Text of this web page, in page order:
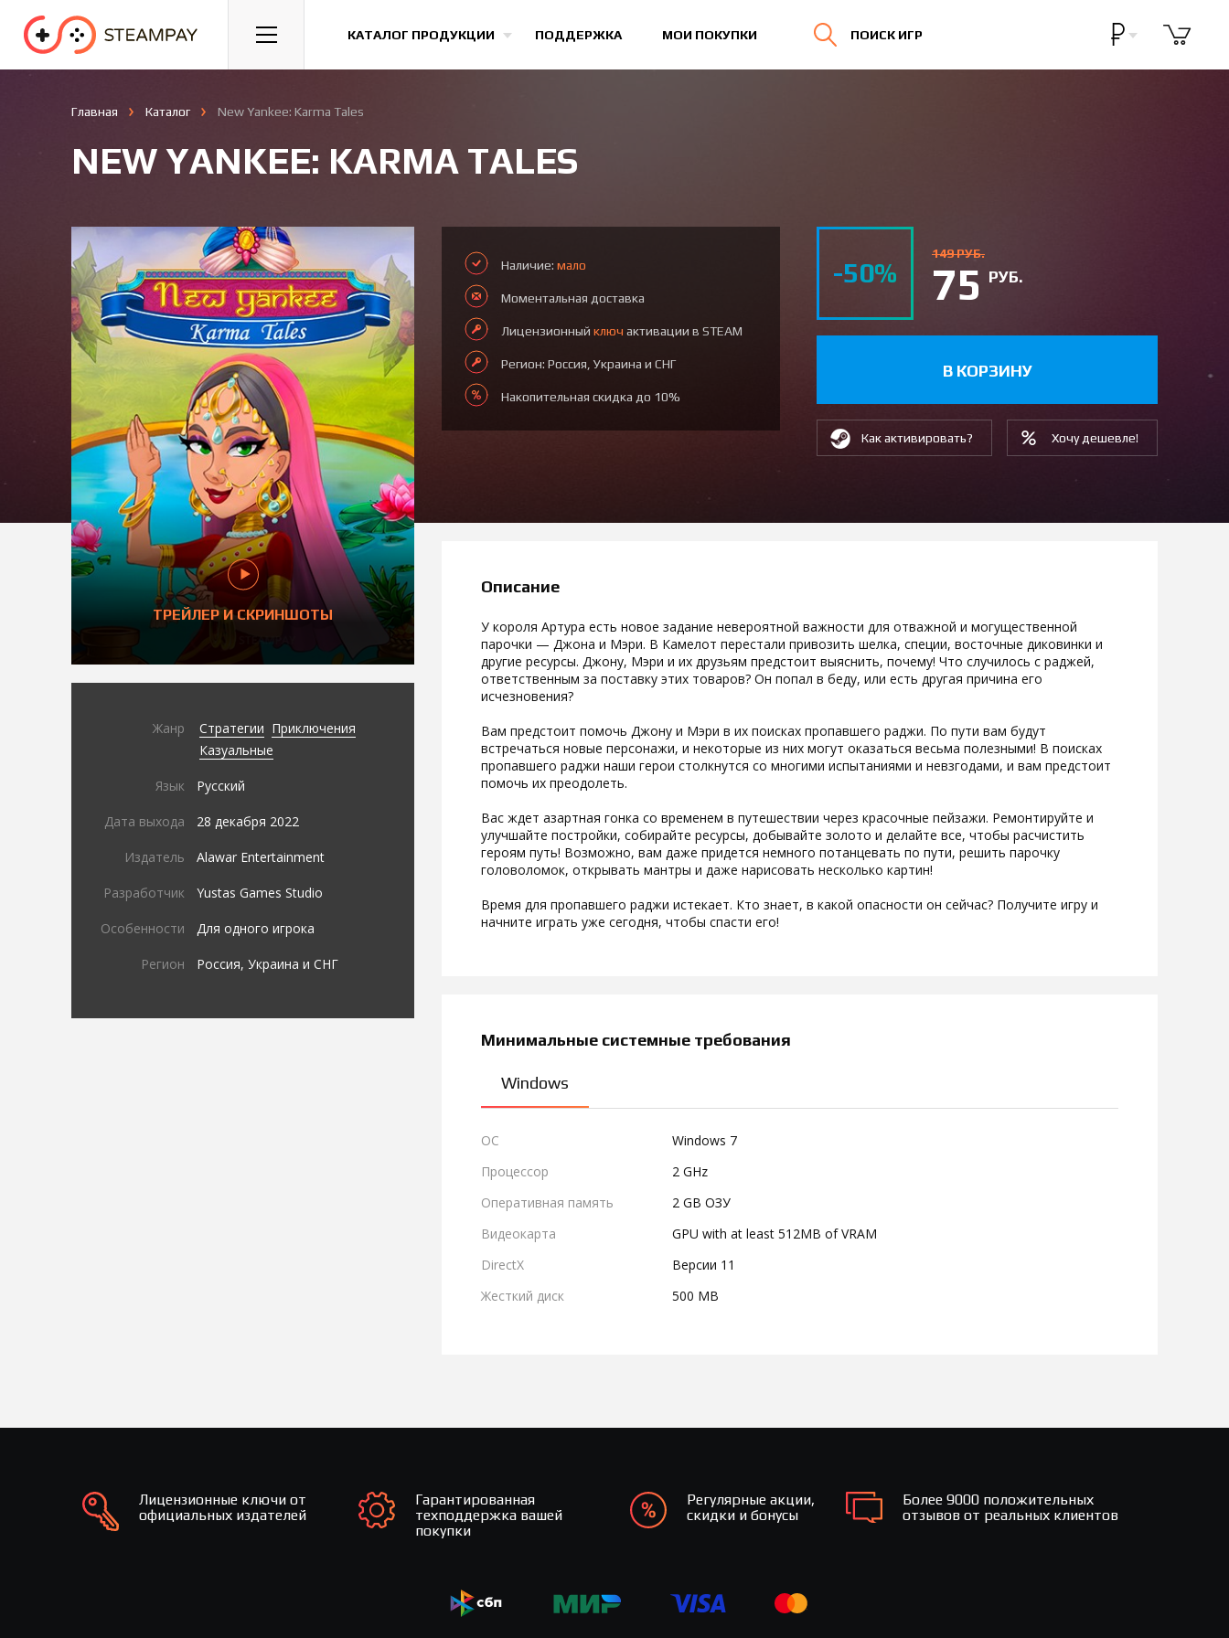
КАТАЛОГ ПРОДУКЦИИ ПОДДЕРЖКА МОИ ПОКУПКИ ПОИСК ИГР
Спорт Гонки Казуальные Все игры
Главная Каталог New Yankee: Karma Tales
NEW YANKEE: KARMA TALES
ТРЕЙЛЕР И СКРИНШОТЫ
Жанр Стратегии Приключения
Казуальные
Язык Русский
Дата выхода 28 декабря 2022
Издатель Alawar Entertainment
Разработчик Yustas Games Studio
Особенности Для одного игрока
Регион Россия, Украина и СНГ
Наличие: мало
Моментальная доставка
Лицензионный ключ активации в STEAM
Регион: Россия, Украина и СНГ
Накопительная скидка до 10%
-50%
149 РУБ.
75РУБ.
В КОРЗИНУ
Как активировать? Хочу дешевле!
Описание
У короля Артура есть новое задание невероятной важности для отважной и могущественной
парочки — Джона и Мэри. В Камелот перестали привозить шелка, специи, восточные диковинки и
другие ресурсы. Джону, Мэри и их друзьям предстоит выяснить, почему! Что случилось с раджей,
ответственным за поставку этих товаров? Он попал в беду, или есть другая причина его
исчезновения?
Вам предстоит помочь Джону и Мэри в их поисках пропавшего раджи. По пути вам будут
встречаться новые персонажи, и некоторые из них могут оказаться весьма полезными! В поисках
пропавшего раджи наши герои столкнутся со многими испытаниями и невзгодами, и вам предстоит
помочь их преодолеть.
Вас ждет азартная гонка со временем в путешествии через красочные пейзажи. Ремонтируйте и
улучшайте постройки, собирайте ресурсы, добывайте золото и делайте все, чтобы расчистить
героям путь! Возможно, вам даже придется немного потанцевать по пути, решить парочку
головоломок, открывать мантры и даже нарисовать несколько картин!
Время для пропавшего раджи истекает. Кто знает, в какой опасности он сейчас? Получите игру и
начните играть уже сегодня, чтобы спасти его!
Минимальные системные требования
Windows
ОС
Windows 7
Процессор
2 GHz
Оперативная память
2 GB ОЗУ
Видеокарта
GPU with at least 512MB of VRAM
DirectX
Версии 11
Жесткий диск
500 MB
Лицензионные ключи от
официальных издателей
Гарантированная
техподдержка вашей
покупки
Регулярные акции,
скидки и бонусы
Более 9000 положительных
отзывов от реальных клиентов